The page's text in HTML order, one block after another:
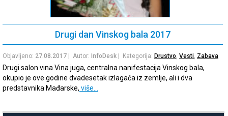
Drugi dan Vinskog bala 2017
Objavljeno: 27.08.2017 | Autor: InfoDesk | Kategorija: Drustvo, Vesti, Zabava
Drugi salon vina Vina juga, centralna nanifestacija Vinskog bala,
okupio je ove godine dvadesetak izlagača iz zemlje, ali i dva
predstavnika Mađarske, više…